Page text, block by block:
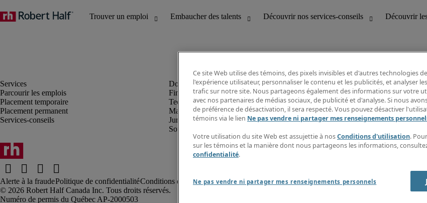
Parcourir les emplois
Placement temporaire
Placement permanent
Services-conseils
Finance et comptabilité
Technologie
Marketing et création
Juridique
Soutien administratif et à la clientèle
Découvrir les perspectives
Répertoire d’emplois
Guide salarial
Rapports de temps
Contactez-nous
Alerte à la fraudePolitique de confidentialitéConditions d’utilisation Rapport sur l'esclavage moderne
Robert Half Canada Inc. Tous droits réservés.
Ce site Web utilise des témoins, des pixels invisibles et d'autres technologies
l'expérience utilisateur, personnaliser le contenu et les publicités, et analyser
trafic sur notre site. Nous partageons également des informations sur votre
avec nos partenaires de médias sociaux, de publicité et d'analyse. Si nous
de préférence de désactivation, il sera respecté. Vous pouvez désactiver
témoins via le lien Ne pas vendre ni partager mes renseignements
Votre utilisation du site Web est assujettie à nosConditions d'utilisation.
sur les témoins et la manière dont nous partageons les informations,
confidentialité.
Ne pas vendre ni partager mes renseignements personnels